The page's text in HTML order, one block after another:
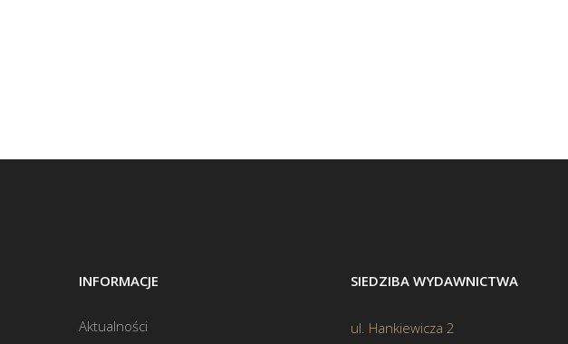
INFORMACJE
Aktualności
SIEDZIBA WYDAWNICTWA
ul. Hankiewicza 2